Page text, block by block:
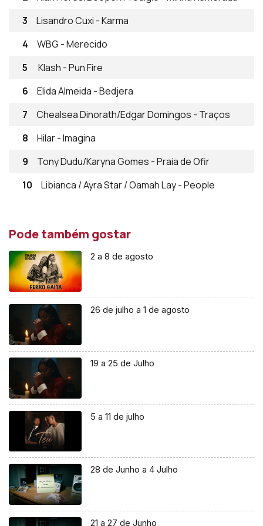
3
Lisandro Cuxi - Karma
4
WBG - Merecido
5
Klash - Pun Fire
6
Elida Almeida - Bedjera
7
Chealsea Dinorath/Edgar Domingos - Traços
8
Hilar - Imagina
9
Tony Dudu/Karyna Gomes - Praia de Ofir
10
Libianca / Ayra Star / Oamah Lay - People
Pode também gostar
2 a 8 de agosto
26 de julho a 1 de agosto
19 a 25 de Julho
5 a 11 de julho
28 de Junho a 4 Julho
21 a 27 de Junho